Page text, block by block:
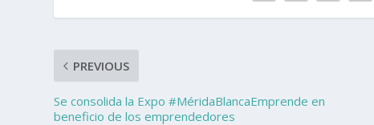
PREVIOUS
Se consolida la Expo #MéridaBlancaEmprende en
beneficio de los emprendedores